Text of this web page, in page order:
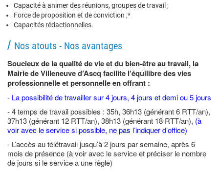
Capacité à animer des réunions, groupes de travail ;
Force de proposition et de conviction ;*
Capacités rédactionnelles.
Nos atouts - Nos avantages
Soucieux de la qualité de vie et du bien-être au travail, la
Mairie de Villeneuve d’Ascq facilite l’équilibre des vies
professionnelle et personnelle en offrant :
- La possibilité de travailler sur 4 jours, 4 jours et demi ou 5 jours
- 4 temps de travail possibles : 35h, 36h13 (générant 6 RTT/an),
37h13 (générant 12 RTT/an), 38h13 (générant 18 RTT/an), (à
voir avec le service si possible, ne pas l’indiquer d’office)
- L’accès au télétravail jusqu’à 2 jours par semaine, après 6
mois de présence (à voir avec le service et préciser le nombre
de jours si le service a une règle)